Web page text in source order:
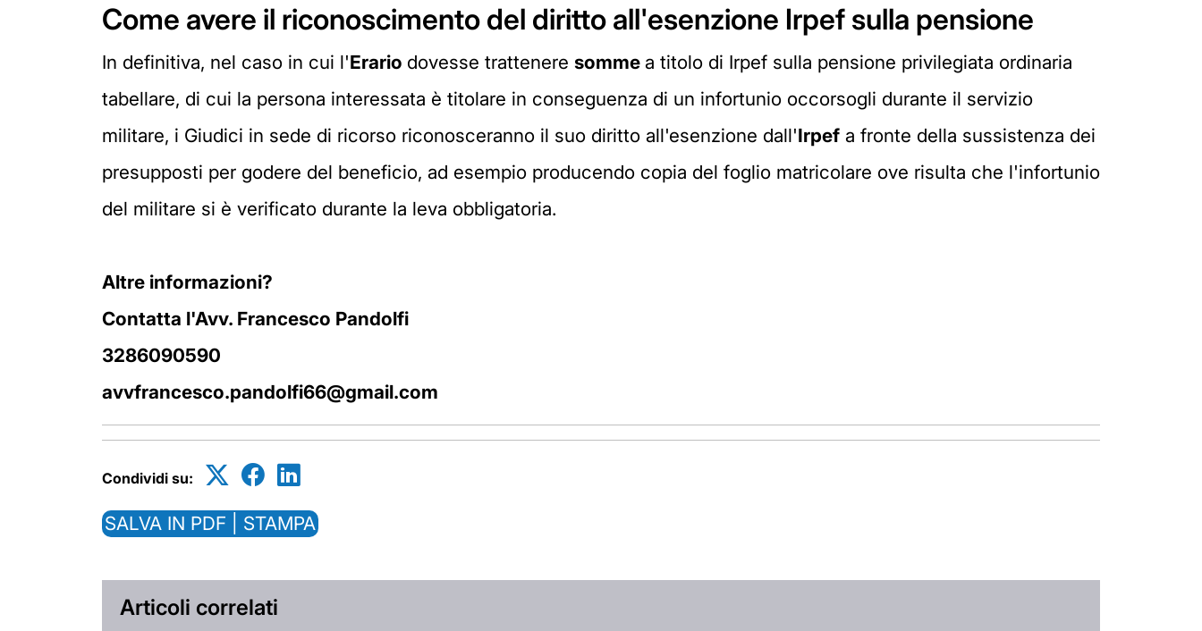
Come avere il riconoscimento del diritto all'esenzione Irpef sulla pensione
In definitiva, nel caso in cui l'Erario dovesse trattenere somme a titolo di Irpef sulla pensione privilegiata ordinaria
tabellare, di cui la persona interessata è titolare in conseguenza di un infortunio occorsogli durante il servizio
militare, i Giudici in sede di ricorso riconosceranno il suo diritto all'esenzione dall'Irpef a fronte della sussistenza dei
presupposti per godere del beneficio, ad esempio producendo copia del foglio matricolare ove risulta che l'infortunio
del militare si è verificato durante la leva obbligatoria.
Altre informazioni?
Contatta l'Avv. Francesco Pandolfi
3286090590
avvfrancesco.pandolfi66@gmail.com
Condividi su:
SALVA IN PDF | STAMPA
Articoli correlati